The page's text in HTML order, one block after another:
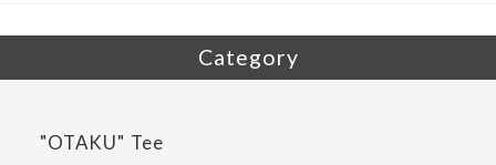
o
k
Category
"OTAKU" Tee